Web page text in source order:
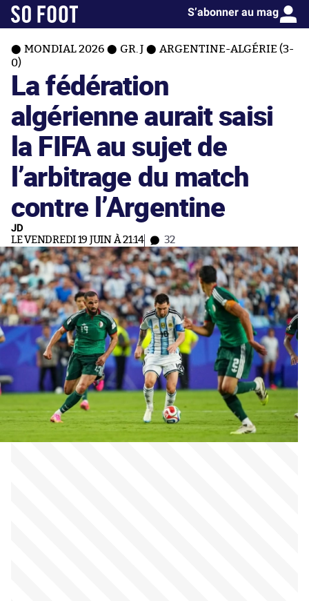
S’abonner au mag
MONDIAL 2026 GR. J
ARGENTINE-ALGÉRIE (3-
0)
La fédération
algérienne aurait saisi
la FIFA au sujet de
l’arbitrage du match
contre l’Argentine
JD
LE VENDREDI 19 JUIN À 21:14 32